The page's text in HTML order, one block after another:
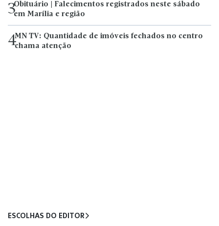
3Obituário | Falecimentos registrados neste sábado
em Marília e região
4MN TV: Quantidade de imóveis fechados no centro
chama atenção
ESCOLHAS DO EDITOR